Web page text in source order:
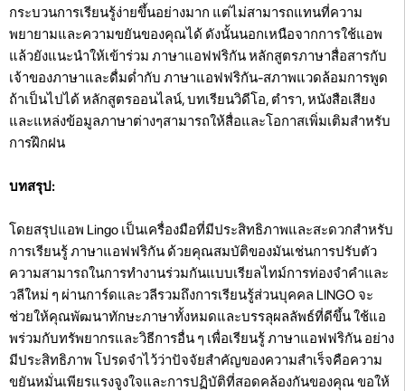
กระบวนการเรียนรู้ง่ายขึ้นอย่างมาก แต่ไม่สามารถแทนที่ความ
พยายามและความขยันของคุณได้ ดังนั้นนอกเหนือจากการใช้แอพ
แล้วยังแนะนำให้เข้าร่วม ภาษาแอฟฟริกัน หลักสูตรภาษาสื่อสารกับ
เจ้าของภาษาและดื่มด่ำกับ ภาษาแอฟฟริกัน-สภาพแวดล้อมการพูด
ถ้าเป็นไปได้ หลักสูตรออนไลน์, บทเรียนวิดีโอ, ตำรา, หนังสือเสียง
และแหล่งข้อมูลภาษาต่างๆสามารถให้สื่อและโอกาสเพิ่มเติมสำหรับ
การฝึกฝน
บทสรุป:
โดยสรุปแอพ Lingo เป็นเครื่องมือที่มีประสิทธิภาพและสะดวกสำหรับ
การเรียนรู้ ภาษาแอฟฟริกัน ด้วยคุณสมบัติของมันเช่นการปรับตัว
ความสามารถในการทำงานร่วมกันแบบเรียลไทม์การท่องจำคำและ
วลีใหม่ ๆ ผ่านการ์ดและวลีรวมถึงการเรียนรู้ส่วนบุคคล LINGO จะ
ช่วยให้คุณพัฒนาทักษะภาษาทั้งหมดและบรรลุผลลัพธ์ที่ดีขึ้น ใช้แอ
พร่วมกับทรัพยากรและวิธีการอื่น ๆ เพื่อเรียนรู้ ภาษาแอฟฟริกัน อย่าง
มีประสิทธิภาพ โปรดจำไว้ว่าปัจจัยสำคัญของความสำเร็จคือความ
ขยันหมั่นเพียรแรงจูงใจและการปฏิบัติที่สอดคล้องกันของคุณ ขอให้